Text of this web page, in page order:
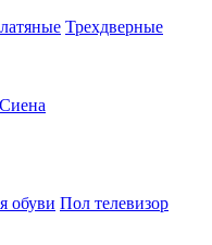
Трехдверные
Сиена
обуви Пол телевизор